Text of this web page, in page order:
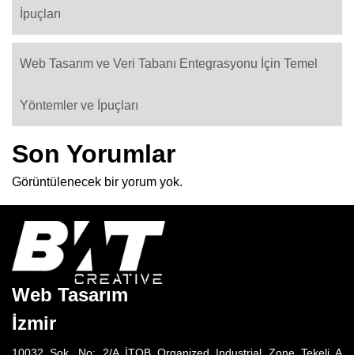
İpuçları
Web Tasarım ve Veri Tabanı Entegrasyonu İçin Temel
Yöntemler ve İpuçları
Son Yorumlar
Görüntülenecek bir yorum yok.
Web Tasarım
İzmir
10032 Sok. No: 2/A İTOB Organized Industrial Zone Tekeli A